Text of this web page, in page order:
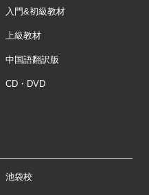
入門&初級教材
上級教材
中国語翻訳版
CD・DVD
池袋校